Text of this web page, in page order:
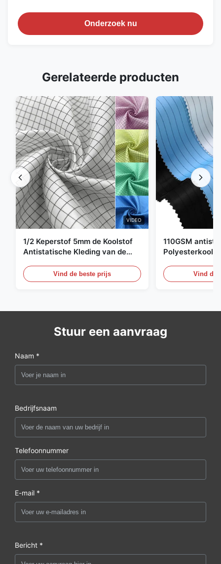
Onderzoek nu
Gerelateerde producten
VIDEO
1/2 Keperstof 5mm de Koolstof
Antistatische Kleding van de
Vind de beste prijs
110GSM
Vind de
Stuur een aanvraag
Naam *
Bedrijfsnaam
Telefoonnummer
E-mail *
Bericht *